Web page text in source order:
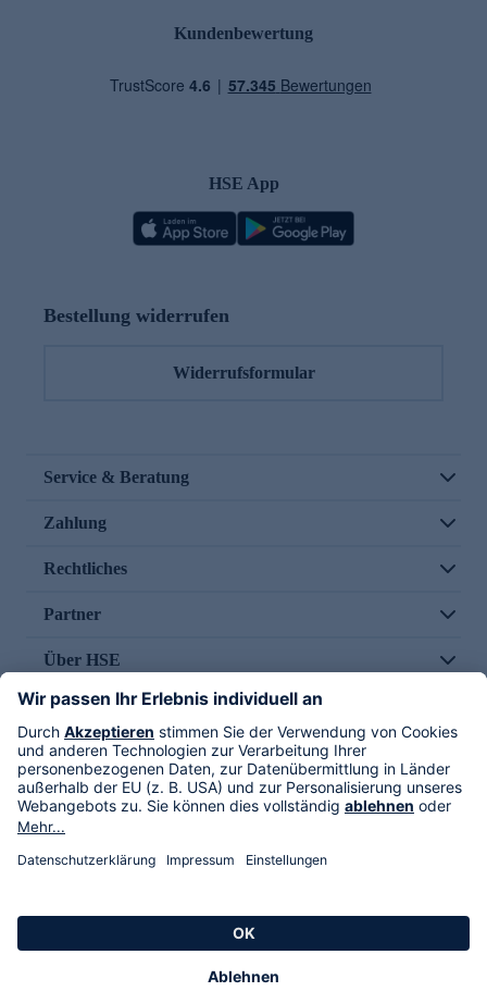
Kundenbewertung
HSE App
Bestellung widerrufen
Widerrufsformular
Service & Beratung
Zahlung
Rechtliches
Partner
Über HSE
Im TV
HSE International